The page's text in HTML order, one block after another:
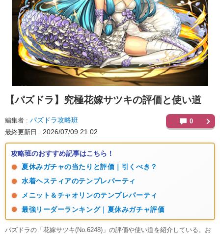
【パズドラ】 究極花嫁サツキの評価と使い道
編集者 パズドラ攻略班
最終更新日 2026/07/09 21:02
0
攻略班のおすすめ記事はこちら！
夏休みガチャの当たりと評価｜引くべき？
水着ヘスティアのテンプレパーティ
メニット＆チャオリンのテンプレパーティ
最強リーダーランキング｜夏休みガチャ評価
パズドラの「花嫁サツキ(No.6248)」の評価や使い道を紹介している。お